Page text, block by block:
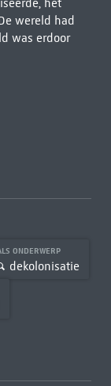
het
wereld had
was erdoor
ONDERWERP
dekolonisatie